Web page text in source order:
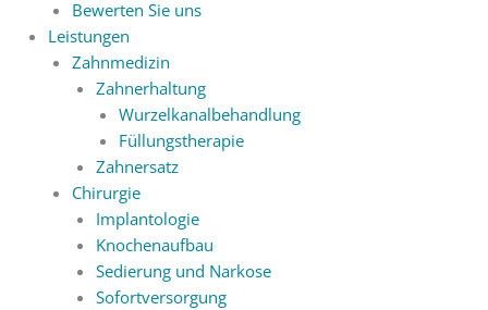
Bewerten Sie uns
Leistungen
Zahnmedizin
Zahnerhaltung
Wurzelkanalbehandlung
Füllungstherapie
Zahnersatz
Chirurgie
Implantologie
Knochenaufbau
Sedierung und Narkose
Sofortversorgung